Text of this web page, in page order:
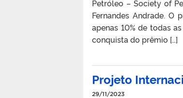
Petróleo – Society of
Fernandes Andrade.
apenas 10% de todas
conquista do prêmio […]
Projeto
29/11/2023